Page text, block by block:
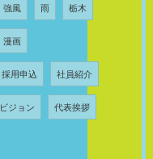
強風 雨 栃木
漫画
採用申込 社員紹介
ビジョン 代表挨拶